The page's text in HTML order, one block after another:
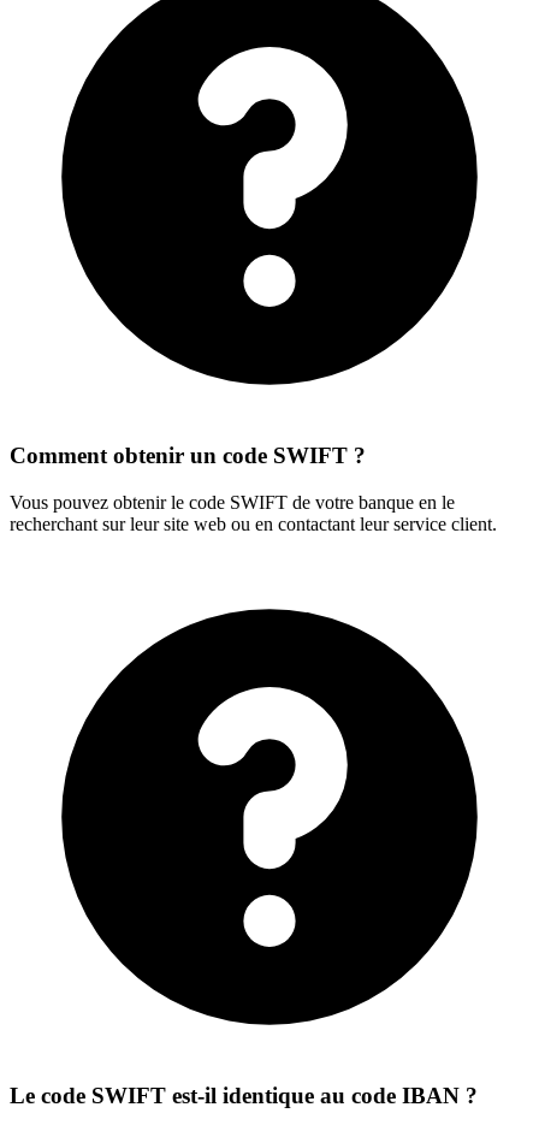
Comment obtenir un code SWIFT ?
Vous pouvez obtenir le code SWIFT de votre banque en le
recherchant sur leur site web ou en contactant leur service client.
Le code SWIFT est-il identique au code IBAN ?